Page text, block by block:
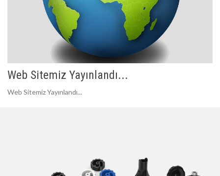
Web Sitemiz Yayınlandı...
Web Sitemiz Yayınlandı...